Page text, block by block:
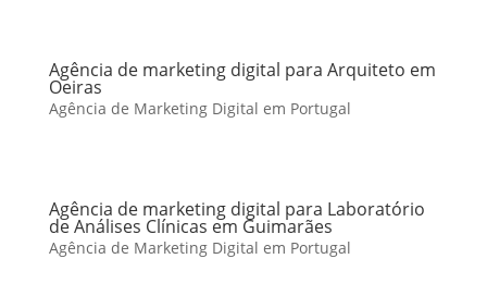
Agência de marketing digital para Arquiteto em
Oeiras
Agência de Marketing Digital em Portugal
Agência de marketing digital para Laboratório
de Análises Clínicas em Guimarães
Agência de Marketing Digital em Portugal